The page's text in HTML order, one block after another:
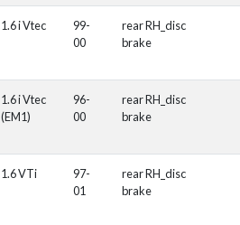
1.6 i Vtec
99-
00
rear RH_disc
brake
1.6 i Vtec
(EM1)
96-
00
rear RH_disc
brake
1.6 VTi
97-
01
rear RH_disc
brake